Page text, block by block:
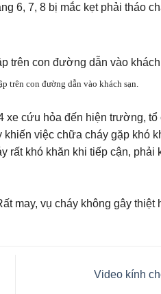
6, 7, 8 bị mắc kẹt phải tháo
trên con đường dẫn vào khách sạn.
xe cứu hỏa đến hiện trường,
việc chữa cháy gặp khó
rất khó khăn khi tiếp cận, phải
may, vụ cháy không gây thiệt
Video kính